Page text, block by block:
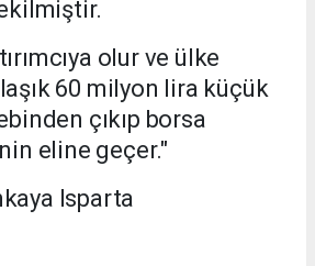
olur ve ülke
60 milyon lira küçük
çıkıp borsa
eline geçer."
Isparta